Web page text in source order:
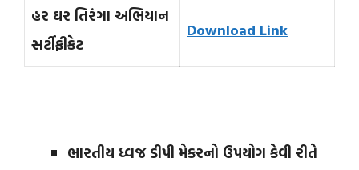
હર ઘર તિરંગા અભિયાન
સર્ટીફીકેટ
Download Link
ભારતીય ધ્વજ ડીપી મેકરનો ઉપયોગ કેવી રીતે